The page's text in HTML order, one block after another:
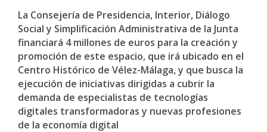
La Consejería de Presidencia, Interior, Diálogo
Social y Simplificación Administrativa de la Junta
financiará 4 millones de euros para la creación y
promoción de este espacio, que irá ubicado en el
Centro Histórico de Vélez-Málaga, y que busca la
ejecución de iniciativas dirigidas a cubrir la
demanda de especialistas de tecnologías
digitales transformadoras y nuevas profesiones
de la economía digital